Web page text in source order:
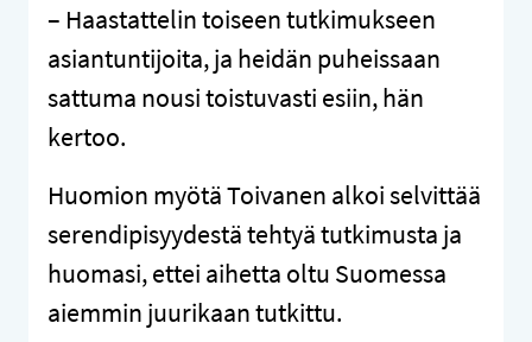
– Haastattelin toiseen tutkimukseen
asiantuntijoita, ja heidän puheissaan
sattuma nousi toistuvasti esiin, hän
kertoo.
Huomion myötä Toivanen alkoi selvittää
serendipisyydestä tehtyä tutkimusta ja
huomasi, ettei aihetta oltu Suomessa
aiemmin juurikaan tutkittu.